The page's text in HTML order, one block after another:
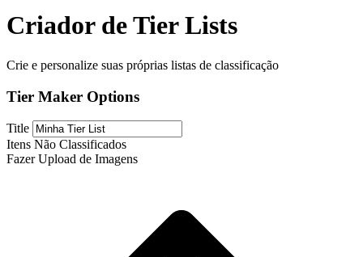
Criador de Tier Lists
Crie e personalize suas próprias listas de classificação
Tier Maker Options
Title
Itens Não Classificados
Fazer Upload de Imagens